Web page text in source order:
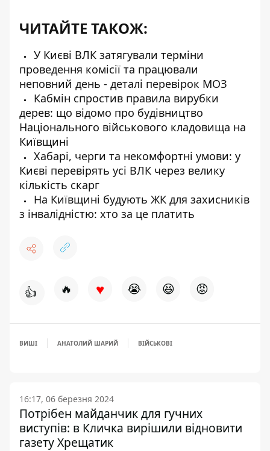
ЧИТАЙТЕ ТАКОЖ:
У Києві ВЛК затягували терміни
проведення комісії та працювали
неповний день - деталі перевірок МОЗ
Кабмін спростив правила вирубки
дерев: що відомо про будівництво
Національного військового кладовища на
Київщині
Хабарі, черги та некомфортні умови: у
Києві перевірять усі ВЛК через велику
кількість скарг
На Київщині будують ЖК для захисників
з інвалідністю: хто за це платить
👍 🔥 ♥ 😭 😆 😡
ВИШІ АНАТОЛИЙ ШАРИЙ ВІЙСЬКОВІ
16:17, 06 березня 2024
Потрібен майданчик для гучних
виступів: в Кличка вирішили відновити
газету Хрещатик